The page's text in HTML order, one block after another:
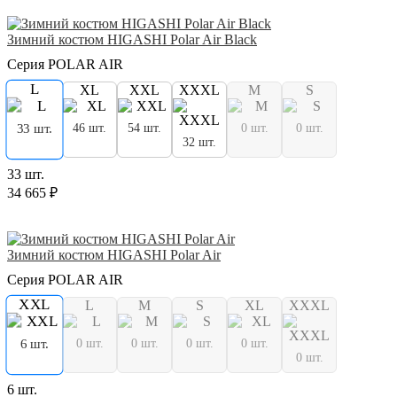
Зимний костюм HIGASHI Polar Air Black
Серия POLAR AIR
L
33 шт.
XL
46 шт.
XXL
54 шт.
XXXL
32 шт.
M
0 шт.
S
0 шт.
33 шт.
34 665 ₽
Зимний костюм HIGASHI Polar Air
Серия POLAR AIR
XXL
6 шт.
L
0 шт.
M
0 шт.
S
0 шт.
XL
0 шт.
XXXL
0 шт.
6 шт.